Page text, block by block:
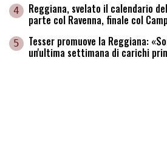
4 Reggiana, svelato il calendario
parte col Ravenna, finale col
5 Tesser promuove la Reggiana:
un'ultima settimana di carichi